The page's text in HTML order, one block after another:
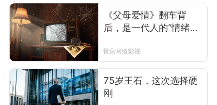
《父母爱情》翻车背
后，是一代人的“情绪平
骨朵网络影视
75岁王石，这次选择硬
刚